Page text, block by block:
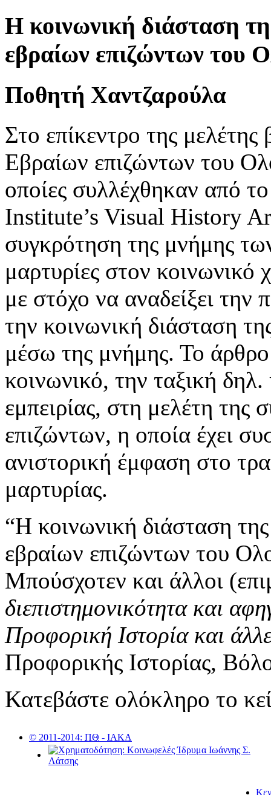
Η κοινωνική διάσταση
εβραίων επιζώντων του
Ποθητή Χαντζαρούλα
Στο επίκεντρο της μελέτης
Εβραίων επιζώντων του
οποίες συλλέχθηκαν από
Institute’s Visual History
συγκρότηση της μνήμης
μαρτυρίες στον κοινωνικό
με στόχο να αναδείξει την
την κοινωνική διάσταση
μέσω της μνήμης. Το άρθρο
κοινωνικό, την ταξική
εμπειρίας, στη μελέτη της
επιζώντων, η οποία έχει
ανιστορική έμφαση στο
μαρτυρίας.
“Η κοινωνική διάσταση
εβραίων επιζώντων του
Μπούσχοτεν και άλλοι
διεπιστημονικότητα και
Προφορική Ιστορία και
Προφορικής Ιστορίας,
Κατεβάστε ολόκληρο το
© 2011-2014: ΠΘ - ΙΑΚΑ